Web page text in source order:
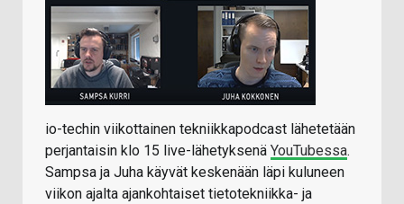
io-techin viikottainen tekniikkapodcast lähetetään
perjantaisin klo 15 live-lähetyksenä YouTubessa.
Sampsa ja Juha käyvät keskenään läpi kuluneen
viikon ajalta ajankohtaiset tietotekniikka- ja